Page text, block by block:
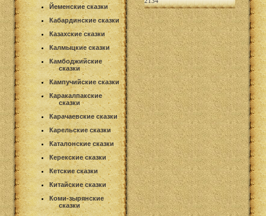
Йеменские сказки
Кабардинские сказки
Казахские сказки
Калмыцкие сказки
Камбоджийские
сказки
Кампучийские сказки
Каракалпакские
сказки
Карачаевские сказки
Карельские сказки
Каталонские сказки
Керекские сказки
Кетские сказки
Китайские сказки
Коми-зырянские
сказки